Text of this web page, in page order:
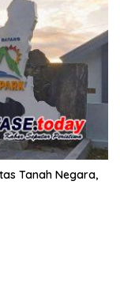
Tanah Negara,